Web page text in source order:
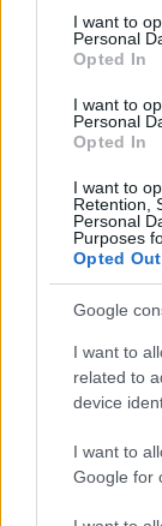
consent section.
I want to
Personal
Opted In
I want to
Personal
Opted In
I want to
Retention,
Personal
Purposes
Opted Out
Google
I want to
related to
device
I want to
Google for
Condividi
F
a
ce
b
o
o
k
T
w
it
r
NOTIZIE